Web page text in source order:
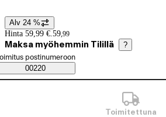
Hintatiedot
Alv 24 %
Hinta 59,99 €. 59,99
Maksa myöhemmin Tilillä ?
Saatavuustiedot
tilaustapa
postinumeroon
00220
Toimitettuna